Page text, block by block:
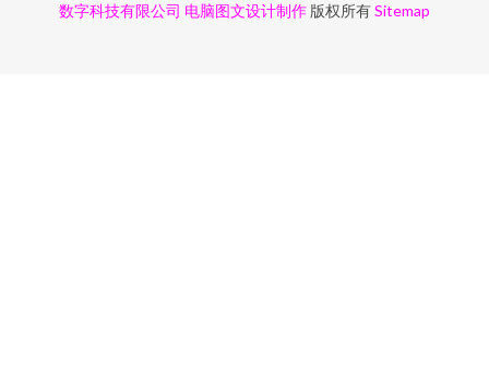
数字科技有限公司 电脑图文设计制作 版权所有Sitemap